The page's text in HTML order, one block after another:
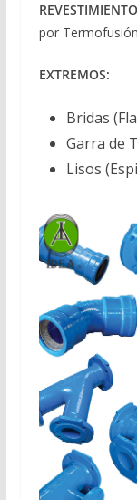
por
EXTREMOS:
Bridas
Garra de
Lisos